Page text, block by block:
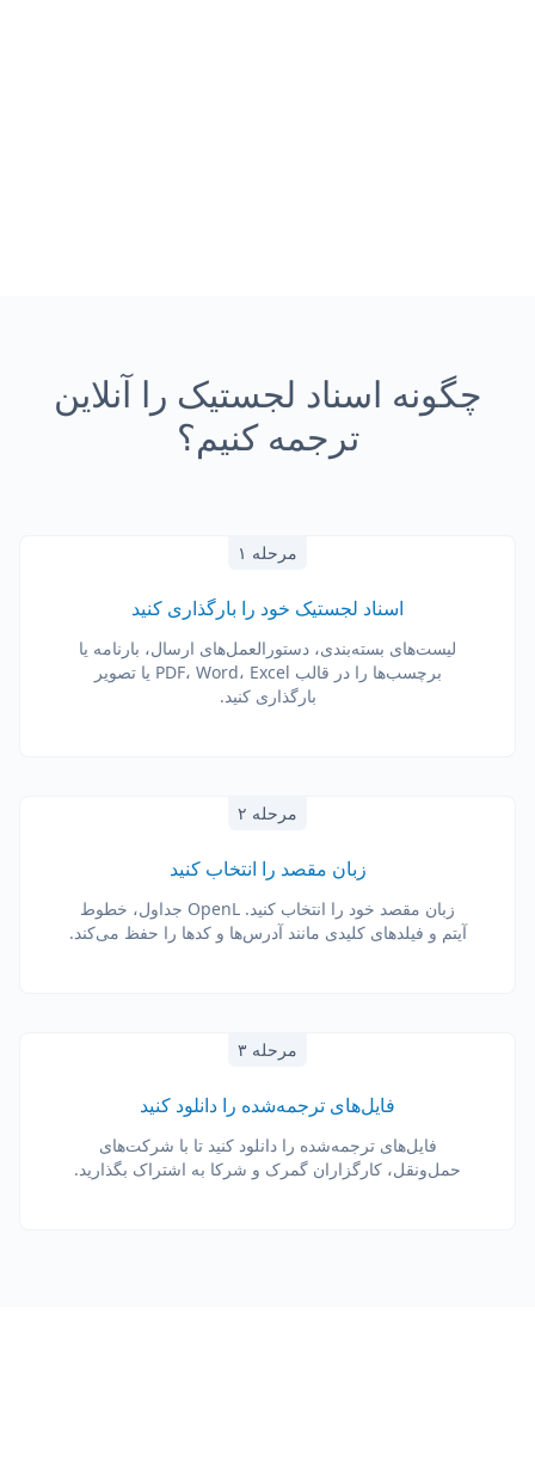
چگونه اسناد لجستیک را آنلاین
ترجمه کنیم؟
مرحله ۱
اسناد لجستیک خود را بارگذاری کنید
لیست‌های بسته‌بندی، دستورالعمل‌های ارسال، بارنامه یا
برچسب‌ها را در قالب PDF، Word، Excel یا تصویر
بارگذاری کنید.
مرحله ۲
زبان مقصد را انتخاب کنید
زبان مقصد خود را انتخاب کنید. OpenL جداول، خطوط
آیتم و فیلدهای کلیدی مانند آدرس‌ها و کدها را حفظ می‌کند.
مرحله ۳
فایل‌های ترجمه‌شده را دانلود کنید
فایل‌های ترجمه‌شده را دانلود کنید تا با شرکت‌های
حمل‌ونقل، کارگزاران گمرک و شرکا به اشتراک بگذارید.